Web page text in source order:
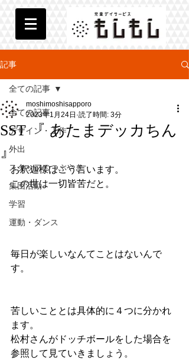
記事
全ての記事
デザイン・工作
外出
スタッフのつぶやき
集団活動
学習
運動・ダンス
全ての記事
SST 『 あたまデッカちん
』
moshimoshisapporo
2023年1月24日 読了時間: 3分
お釈迦様はこう言います。
この世は一切皆苦だと。
毎日が楽しいなんてことはないんで
す。
苦しいこととは具体的に４つに分かれ
ます。
松村さんがドッチボールをした場合を
参照して見ていきましょう。